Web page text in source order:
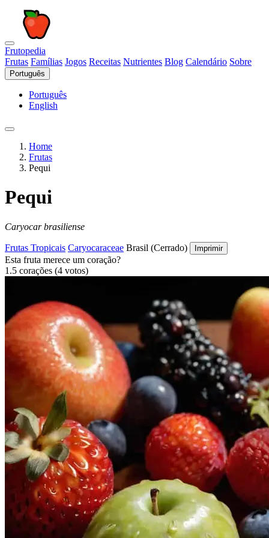
Frutopedia
Frutas Famílias Jogos Receitas Nutrientes Blog Calendário Sobre
Português
Português
English
Home
Frutas
Pequi
Pequi
Caryocar brasiliense
Frutas Tropicais Caryocaraceae Brasil (Cerrado) Imprimir
Esta fruta merece um coração?
1.5 corações (4 votos)